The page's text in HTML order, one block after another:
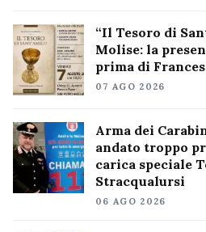
“Il Tesoro di
Molise: la
prima di
07 AGO 2026
Arma dei
andato troppo
carica speciale
Stracqualursi
06 AGO 2026